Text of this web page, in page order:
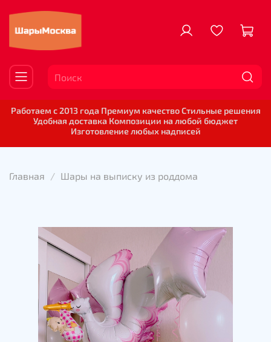
Работаем с 2013 года Премиум качество Стильные решения
Удобная доставка Композиции на любой бюджет
Изготовление любых надписей
Главная Шары на выписку из роддома